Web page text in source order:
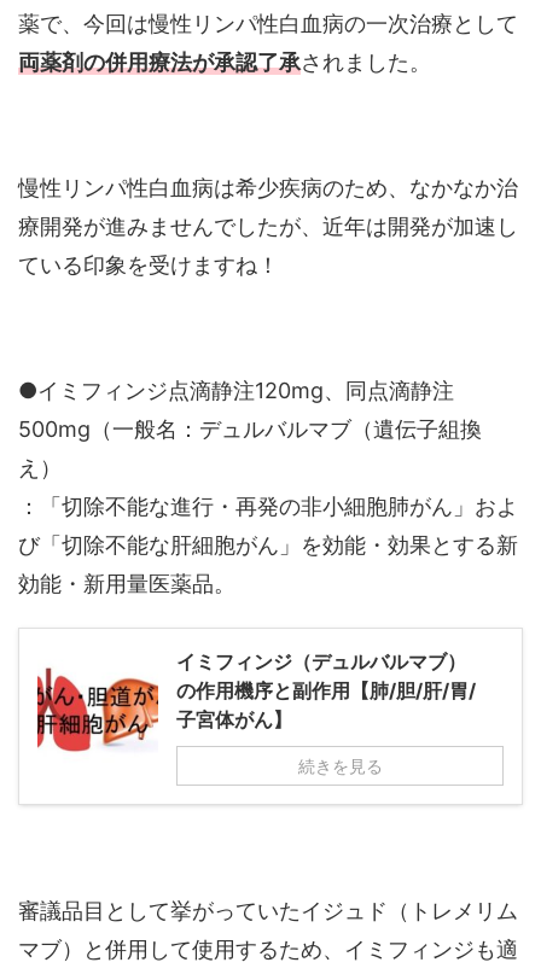
薬で、今回は慢性リンパ性白血病の一次治療として
両薬剤の併用療法が承認了承されました。
慢性リンパ性白血病は希少疾病のため、なかなか治
療開発が進みませんでしたが、近年は開発が加速し
ている印象を受けますね！
●イミフィンジ点滴静注120mg、同点滴静注
500mg（一般名：デュルバルマブ（遺伝子組換
え）
：「切除不能な進行・再発の非小細胞肺がん」およ
び「切除不能な肝細胞がん」を効能・効果とする新
効能・新用量医薬品。
イミフィンジ（デュルバルマブ）
の作用機序と副作用【肺/胆/肝/胃/
子宮体がん】
続きを見る
審議品目として挙がっていたイジュド（トレメリム
マブ）と併用して使用するため、イミフィンジも適